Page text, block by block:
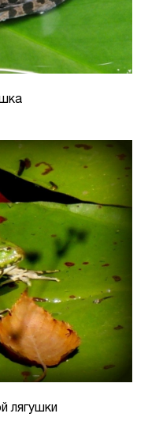
лягушки